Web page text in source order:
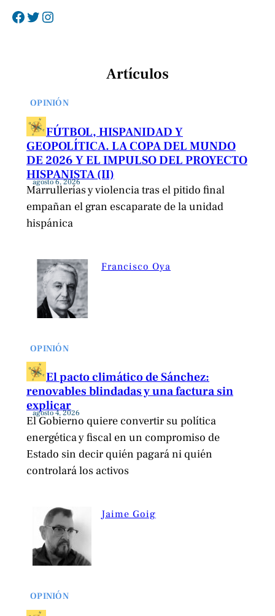
Facebook Twitter Instagram
Artículos
OPINIÓN
FÚTBOL, HISPANIDAD Y
GEOPOLÍTICA. LA COPA DEL MUNDO
DE 2026 Y EL IMPULSO DEL PROYECTO
HISPANISTA (II)
agosto 6, 2026
Marrullerías y violencia tras el pitido final
empañan el gran escaparate de la unidad
hispánica
Francisco Oya
OPINIÓN
El pacto climático de Sánchez:
renovables blindadas y una factura sin
explicar
agosto 4, 2026
El Gobierno quiere convertir su política
energética y fiscal en un compromiso de
Estado sin decir quién pagará ni quién
controlará los activos
Jaime Goig
OPINIÓN